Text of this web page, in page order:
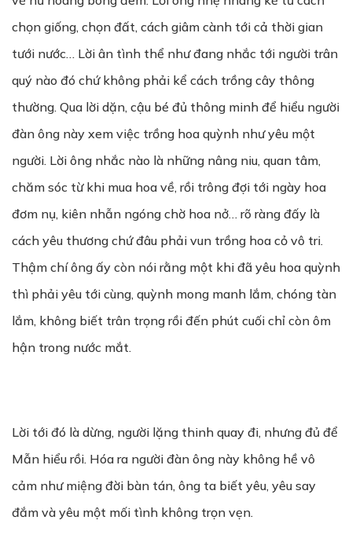
chọn giống, chọn đất, cách giâm cành tới cả thời gian
tưới nước… Lời ân tình thể như đang nhắc tới người trân
quý nào đó chứ không phải kể cách trồng cây thông
thường. Qua lời dặn, cậu bé đủ thông minh để hiểu người
đàn ông này xem việc trồng hoa quỳnh như yêu một
người. Lời ông nhắc nào là những nâng niu, quan tâm,
chăm sóc từ khi mua hoa về, rồi trông đợi tới ngày hoa
đơm nụ, kiên nhẫn ngóng chờ hoa nở… rõ ràng đấy là
cách yêu thương chứ đâu phải vun trồng hoa cỏ vô tri.
Thậm chí ông ấy còn nói rằng một khi đã yêu hoa quỳnh
thì phải yêu tới cùng, quỳnh mong manh lắm, chóng tàn
lắm, không biết trân trọng rồi đến phút cuối chỉ còn ôm
hận trong nước mắt.
Lời tới đó là dừng, người lặng thinh quay đi, nhưng đủ để
Mẫn hiểu rồi. Hóa ra người đàn ông này không hề vô
cảm như miệng đời bàn tán, ông ta biết yêu, yêu say
đắm và yêu một mối tình không trọn vẹn.